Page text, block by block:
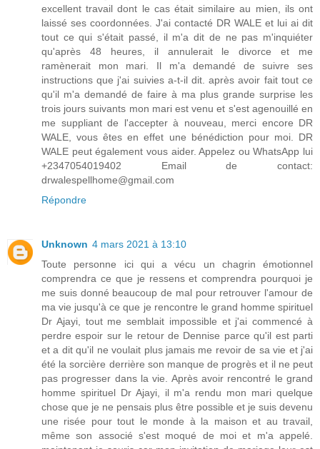
excellent travail dont le cas était similaire au mien, ils ont
laissé ses coordonnées. J'ai contacté DR WALE et lui ai dit
tout ce qui s'était passé, il m'a dit de ne pas m'inquiéter
qu'après 48 heures, il annulerait le divorce et me
ramènerait mon mari. Il m'a demandé de suivre ses
instructions que j'ai suivies a-t-il dit. après avoir fait tout ce
qu'il m'a demandé de faire à ma plus grande surprise les
trois jours suivants mon mari est venu et s'est agenouillé en
me suppliant de l'accepter à nouveau, merci encore DR
WALE, vous êtes en effet une bénédiction pour moi. DR
WALE peut également vous aider. Appelez ou WhatsApp lui
+2347054019402 Email de contact:
drwalespellhome@gmail.com
Répondre
Unknown 4 mars 2021 à 13:10
Toute personne ici qui a vécu un chagrin émotionnel
comprendra ce que je ressens et comprendra pourquoi je
me suis donné beaucoup de mal pour retrouver l'amour de
ma vie jusqu'à ce que je rencontre le grand homme spirituel
Dr Ajayi, tout me semblait impossible et j'ai commencé à
perdre espoir sur le retour de Dennise parce qu'il est parti
et a dit qu'il ne voulait plus jamais me revoir de sa vie et j'ai
été la sorcière derrière son manque de progrès et il ne peut
pas progresser dans la vie. Après avoir rencontré le grand
homme spirituel Dr Ajayi, il m'a rendu mon mari quelque
chose que je ne pensais plus être possible et je suis devenu
une risée pour tout le monde à la maison et au travail,
même son associé s'est moqué de moi et m'a appelé.